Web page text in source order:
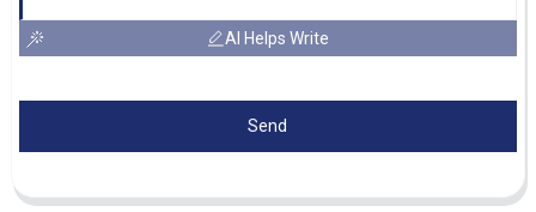
AI Helps Write
Send